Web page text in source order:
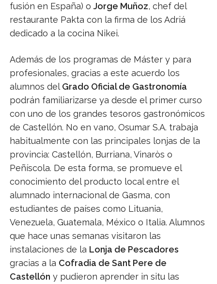
fusión en España) o Jorge Muñoz, chef del
restaurante Pakta con la firma de los Adriá
dedicado a la cocina Nikei.
Además de los programas de Máster y para
profesionales, gracias a este acuerdo los
alumnos del Grado Oficial de Gastronomía
podrán familiarizarse ya desde el primer curso
con uno de los grandes tesoros gastronómicos
de Castellón. No en vano, Osumar S.A. trabaja
habitualmente con las principales lonjas de la
provincia: Castellón, Burriana, Vinaròs o
Peñíscola. De esta forma, se promueve el
conocimiento del producto local entre el
alumnado internacional de Gasma, con
estudiantes de países como Lituania,
Venezuela, Guatemala, México o Italia. Alumnos
que hace unas semanas visitaron las
instalaciones de la Lonja de Pescadores
gracias a la Cofradia de Sant Pere de
Castellón y pudieron aprender in situ las